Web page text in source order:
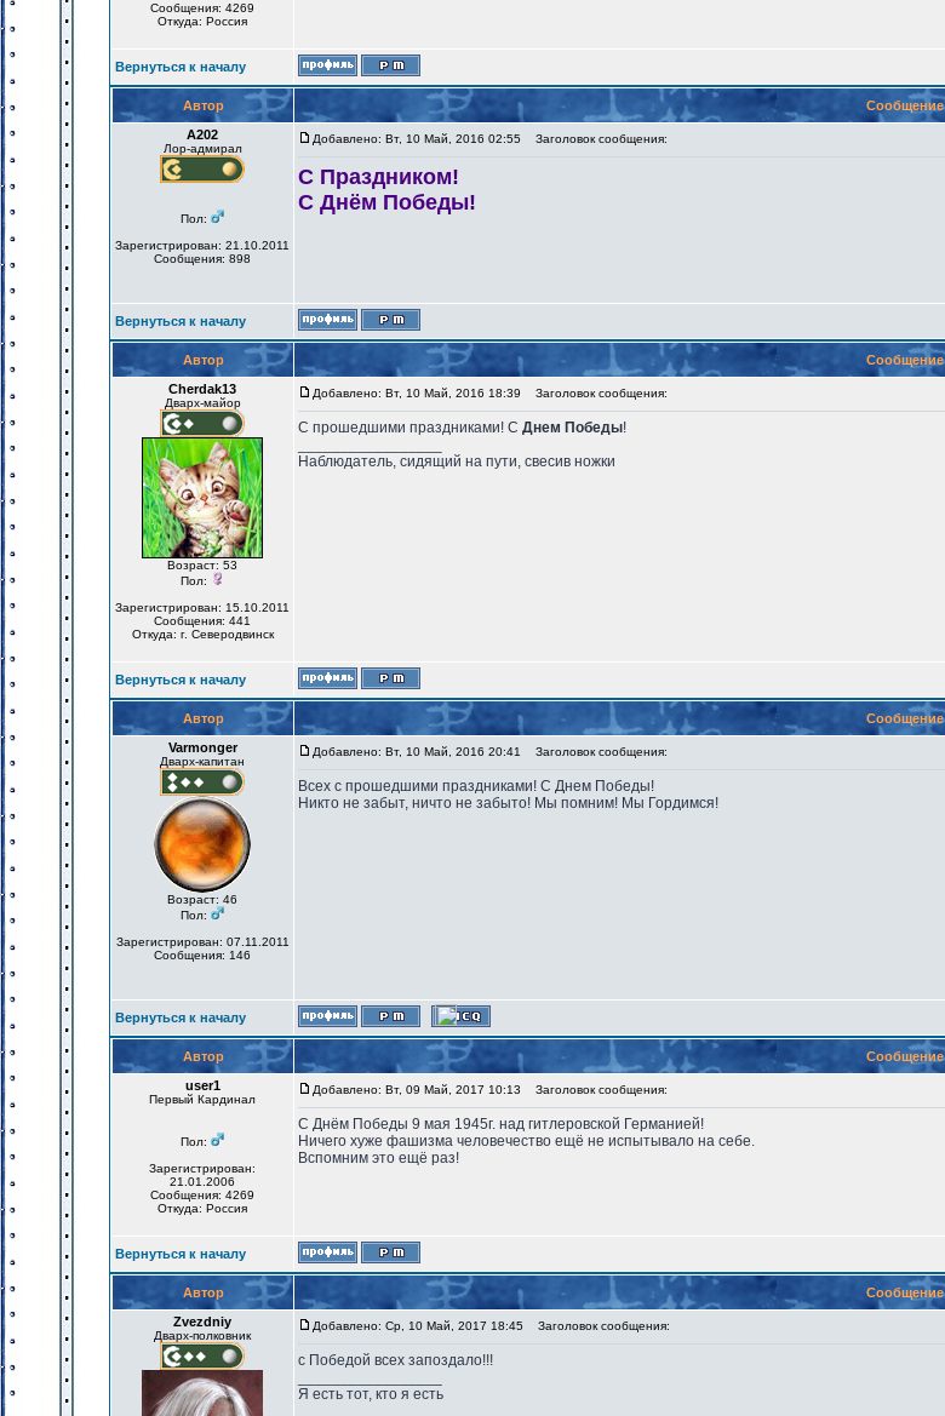
Сообщения: 4269
Откуда: Россия
Вернуться к началу
Автор
Сообщение
А202
Лор-адмирал
Пол:
Зарегистрирован: 21.10.2011
Сообщения: 898
Добавлено: Вт, 10 Май, 2016 02:55 Заголовок сообщения:
С Праздником!
С Днём Победы!
Вернуться к началу
Автор
Сообщение
Cherdak13
Дварх-майор
Возраст: 53
Пол:
Зарегистрирован: 15.10.2011
Сообщения: 441
Откуда: г. Северодвинск
Добавлено: Вт, 10 Май, 2016 18:39 Заголовок сообщения:
С прошедшими праздниками! С Днем Победы!
Наблюдатель, сидящий на пути, свесив ножки
Вернуться к началу
Автор
Сообщение
Varmonger
Дварх-капитан
Возраст: 46
Пол:
Зарегистрирован: 07.11.2011
Сообщения: 146
Добавлено: Вт, 10 Май, 2016 20:41 Заголовок сообщения:
Всех с прошедшими праздниками! С Днем Победы!
Никто не забыт, ничто не забыто! Мы помним! Мы Гордимся!
Вернуться к началу
Автор
Сообщение
user1
Первый Кардинал
Пол:
Зарегистрирован:
21.01.2006
Сообщения: 4269
Откуда: Россия
Добавлено: Вт, 09 Май, 2017 10:13 Заголовок сообщения:
С Днём Победы 9 мая 1945г. над гитлеровской Германией!
Ничего хуже фашизма человечество ещё не испытывало на себе.
Вспомним это ещё раз!
Вернуться к началу
Автор
Сообщение
Zvezdniy
Дварх-полковник
Добавлено: Ср, 10 Май, 2017 18:45 Заголовок сообщения:
с Победой всех запоздало!!!
Я есть тот, кто я есть